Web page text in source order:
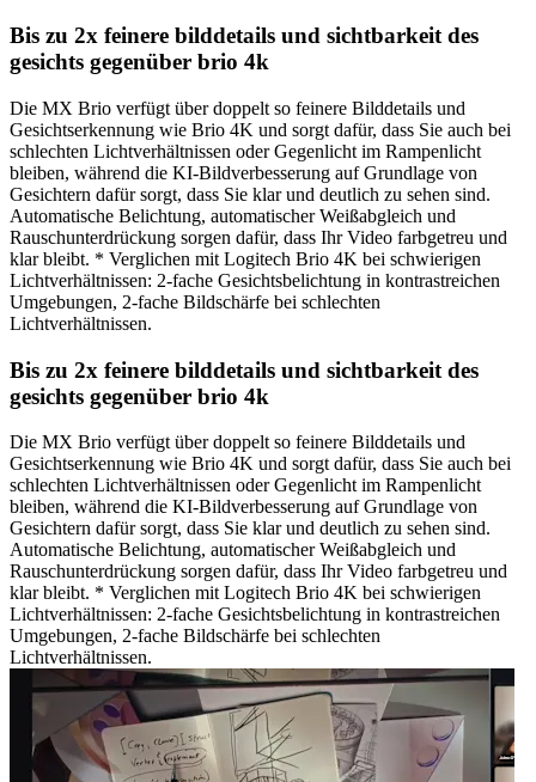
Bis zu 2x feinere bilddetails und sichtbarkeit des
gesichts gegenüber brio 4k
Die MX Brio verfügt über doppelt so feinere Bilddetails und
Gesichtserkennung wie Brio 4K und sorgt dafür, dass Sie auch bei
schlechten Lichtverhältnissen oder Gegenlicht im Rampenlicht
bleiben, während die KI-Bildverbesserung auf Grundlage von
Gesichtern dafür sorgt, dass Sie klar und deutlich zu sehen sind.
Automatische Belichtung, automatischer Weißabgleich und
Rauschunterdrückung sorgen dafür, dass Ihr Video farbgetreu und
klar bleibt. * Verglichen mit Logitech Brio 4K bei schwierigen
Lichtverhältnissen: 2-fache Gesichtsbelichtung in kontrastreichen
Umgebungen, 2-fache Bildschärfe bei schlechten
Lichtverhältnissen.
Bis zu 2x feinere bilddetails und sichtbarkeit des
gesichts gegenüber brio 4k
Die MX Brio verfügt über doppelt so feinere Bilddetails und
Gesichtserkennung wie Brio 4K und sorgt dafür, dass Sie auch bei
schlechten Lichtverhältnissen oder Gegenlicht im Rampenlicht
bleiben, während die KI-Bildverbesserung auf Grundlage von
Gesichtern dafür sorgt, dass Sie klar und deutlich zu sehen sind.
Automatische Belichtung, automatischer Weißabgleich und
Rauschunterdrückung sorgen dafür, dass Ihr Video farbgetreu und
klar bleibt. * Verglichen mit Logitech Brio 4K bei schwierigen
Lichtverhältnissen: 2-fache Gesichtsbelichtung in kontrastreichen
Umgebungen, 2-fache Bildschärfe bei schlechten
Lichtverhältnissen.